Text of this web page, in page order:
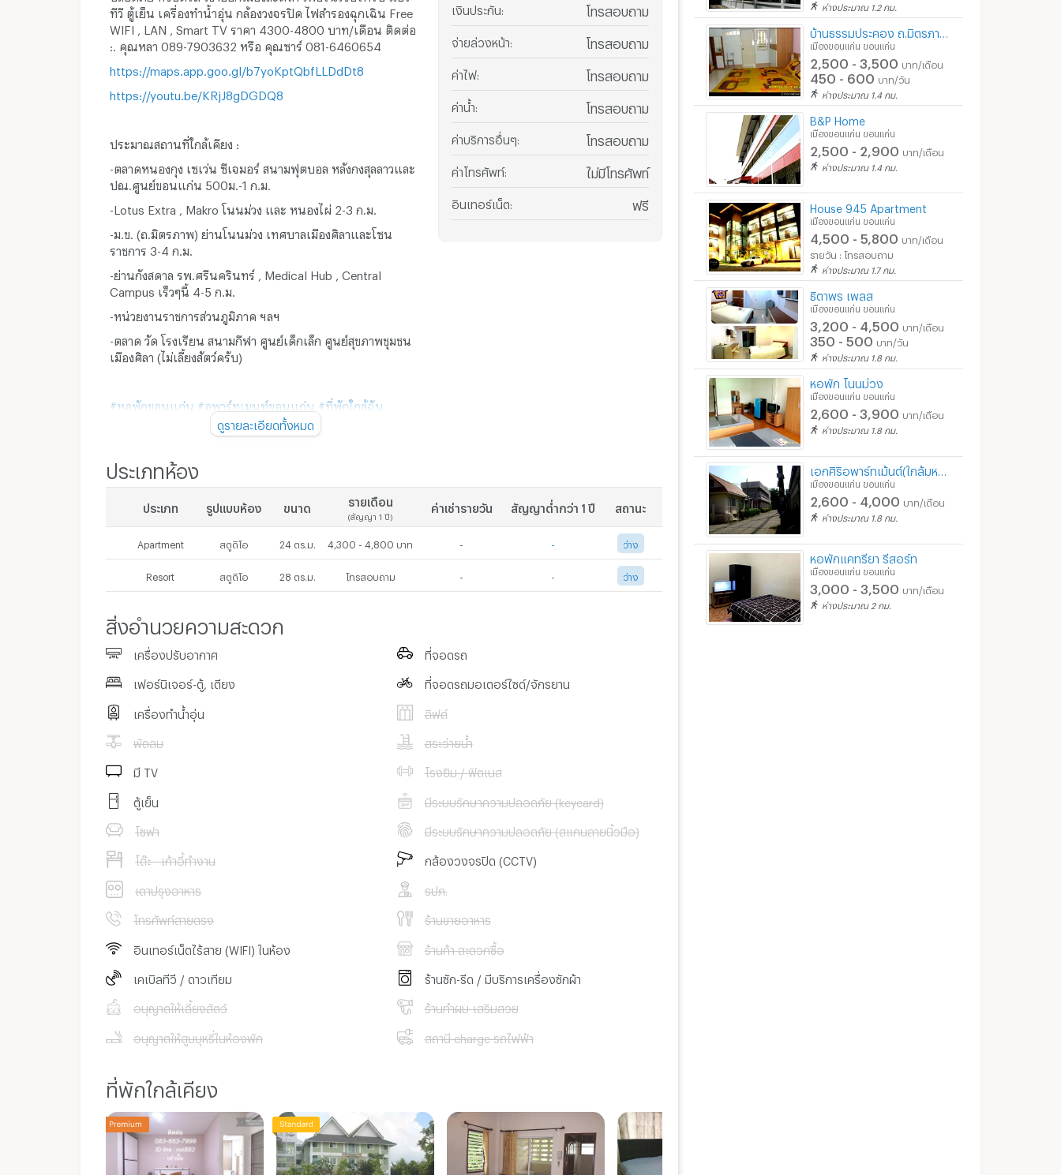
ทีวี ตู้เย็น เครื่องทำน้ำอุ่น กล้องวงจรปิด ไฟสำรองฉุกเฉิน Free
WIFI , LAN , Smart TV ราคา 4300-4800 บาท/เดือน ติดต่อ
:. คุณหลา 089-7903632 หรือ คุณซาร์ 081-6460654
https://maps.app.goo.gl/b7yoKptQbfLLDdDt8
https://youtu.be/KRjJ8gDGDQ8
ประมาณสถานที่ใกล้เคียง :
-ตลาดหนองกุง เซเว่น ซีเจมอร์ สนามฟุตบอล หลังกงสุลลาวและ
ปณ.ศูนย์ขอนแก่น 500ม.-1 ก.ม.
-Lotus Extra , Makro โนนม่วง และ หนองไผ่ 2-3 ก.ม.
-ม.ข. (ถ.มิตรภาพ) ย่านโนนม่วง เทศบาลเมืองศิลาและโซน
ราชการ 3-4 ก.ม.
-ย่านกังสดาล รพ.ศรีนครินทร์ , Medical Hub , Central
Campus เร็วๆนี้ 4-5 ก.ม.
-หน่วยงานราชการส่วนภูมิภาค ฯลฯ
-ตลาด วัด โรงเรียน สนามกีฬา ศูนย์เด็กเล็ก ศูนย์สุขภาพชุมชน
เมืองศิลา (ไม่เลี้ยงสัตว์ครับ)
#หอพักขอนแก่น #อพาร์ทเมนท์ขอนแก่น
#ที่พักใกล้ฉัน
.#ที่พักตำบลศิลา
ดูรายละเอียดทั้งหมด
เงินประกัน โทรสอบถาม
จ่ายล่วงหน้า โทรสอบถาม
ค่าไฟ: โทรสอบถาม
ค่าน้ำ โทรสอบถาม
ค่าบริการอื่นๆ โทรสอบถาม
ค่าโทรศัพท์: ไม่มีโทรศัพท์
อินเทอร์เน็ต ฟรี
ประเภทห้อง
ประเภท รูปแบบห้อง ขนาด
รายเดือน
(สัญญา 1 ปี)
ค่าเช่ารายวัน สัญญาต่ำกว่า 1 ปี สถานะ
Apartment สตูดิโอ 24 ตร.ม. 4,300 - 4,800 บาท ว่าง
Resort สตูดิโอ 28 ตร.ม. โทรสอบถาม ว่าง
สิ่งอำนวยความสะดวก
เครื่องปรับอากาศ
เฟอร์นิเจอร์-ตู้, เตียง
เครื่องทำน้ำอุ่น
พัดลม
มี TV
ตู้เย็น
โซฟา
โต๊ะ - เก้าอี้ทำงาน
เตาปรุงอาหาร
โทรศัพท์สายตรง
อินเทอร์เน็ตไร้สาย (WIFI) ในห้อง
เคเบิลทีวี / ดาวเทียม
อนุญาตให้เลี้ยงสัตว์
อนุญาตให้สูบบุหรี่ในห้องพัก
ที่จอดรถ
ที่จอดรถมอเตอร์ไซด์/จักรยาน
ลิฟต์
สระว่ายน้ำ
โรงยิม / ฟิตเนส
มีระบบรักษาความปลอดภัย (keycard)
มีระบบรักษาความปลอดภัย (สแกนลายนิ้วมือ)
กล้องวงจรปิด (CCTV)
รปภ.
ร้านขายอาหาร
ร้านค้า สะดวกซื้อ
ร้านซัก-รีด / มีบริการเครื่องซักผ้า
ร้านทำผม-เสริมสวย
สถานี charge รถไฟฟ้า
ที่พักใกล้เคียง
ห่างประมาณ 1.2 กม.
เมืองขอนแก่น ขอนแก่น
2,500 - 3,500 บาท/เดือน
450 - 600 บาท/วัน
ห่างประมาณ 1.4 กม.
B&P Home
เมืองขอนแก่น ขอนแก่น
2,500 - 2,900 บาท/เดือน
ห่างประมาณ 1.4 กม.
House 945 Apartment
เมืองขอนแก่น ขอนแก่น
4,500 - 5,800 บาท/เดือน
รายวัน : โทรสอบถาม
ห่างประมาณ 1.7 กม.
ธิตาพร เพลส
เมืองขอนแก่น ขอนแก่น
3,200 - 4,500 บาท/เดือน
350 - 500 บาท/วัน
ห่างประมาณ 1.8 กม.
หอพัก โนนม่วง
เมืองขอนแก่น ขอนแก่น
2,600 - 3,900 บาท/เดือน
ห่างประมาณ 1.8 กม.
เมืองขอนแก่น ขอนแก่น
2,600 - 4,000 บาท/เดือน
ห่างประมาณ 1.8 กม.
หอพักแคทรียา รีสอร์ท
เมืองขอนแก่น ขอนแก่น
3,000 - 3,500 บาท/เดือน
ห่างประมาณ 2 กม.